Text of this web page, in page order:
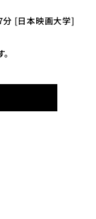
7分 [日本映画大学]